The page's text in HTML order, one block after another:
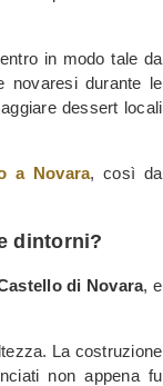
in modo tale da
novaresi durante le
dessert locali
a Novara, così da
dintorni?
di Novara, e
La costruzione
non appena fu